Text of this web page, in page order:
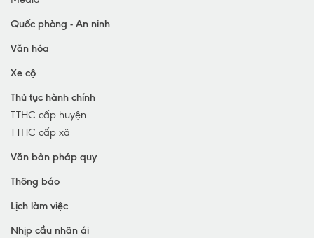
Quốc phòng - An ninh
Văn hóa
Xe cộ
Thủ tục hành chính
TTHC cấp huyện
TTHC cấp xã
Văn bản pháp quy
Thông báo
Lịch làm việc
Nhịp cầu nhân ái